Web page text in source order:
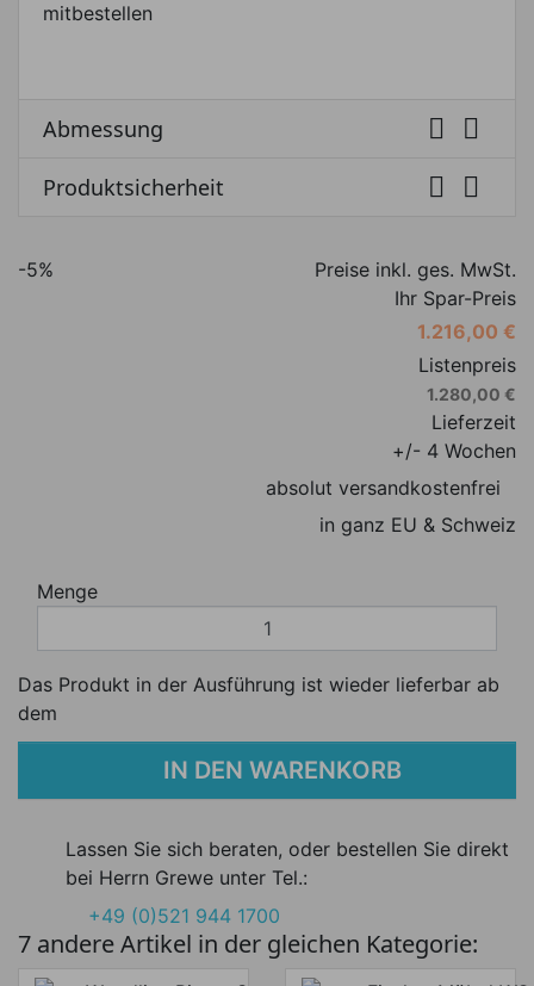
mitbestellen
Abmessung  
Produktsicherheit  
-5%
Preise inkl. ges. MwSt.
Ihr Spar-Preis
1.216,00 €
Listenpreis
1.280,00 €
Lieferzeit
+/- 4 Wochen
absolut versandkostenfrei
in ganz EU & Schweiz
Menge
Das Produkt in der Ausführung ist wieder lieferbar ab
dem
IN DEN WARENKORB
Lassen Sie sich beraten, oder bestellen Sie direkt
bei Herrn Grewe unter Tel.:
+49 (0)521 944 1700
7 andere Artikel in der gleichen Kategorie: